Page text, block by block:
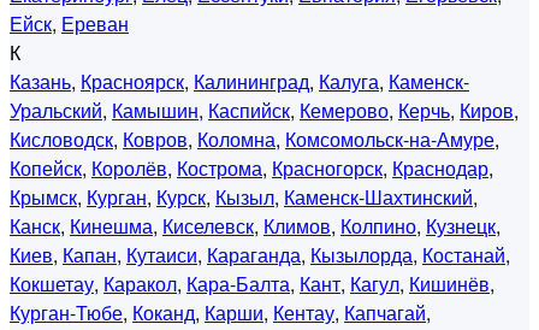
Ейск, Ереван
К
Казань, Красноярск, Калининград, Калуга, Каменск-
Уральский, Камышин, Каспийск, Кемерово, Керчь, Киров,
Кисловодск, Ковров, Коломна, Комсомольск-на-Амуре,
Копейск, Королёв, Кострома, Красногорск, Краснодар,
Крымск, Курган, Курск, Кызыл, Каменск-Шахтинский,
Канск, Кинешма, Киселевск, Климов, Колпино, Кузнецк,
Киев, Капан, Кутаиси, Караганда, Кызылорда, Костанай,
Кокшетау, Каракол, Кара-Балта, Кант, Кагул, Кишинёв,
Курган-Тюбе, Коканд, Карши, Кентау, Капчагай,